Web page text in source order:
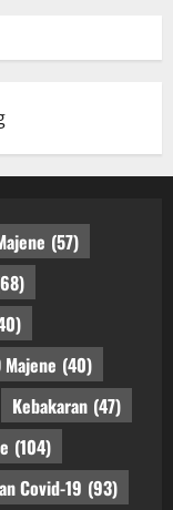
(57)
Majene (40)
Kebakaran (47)
(104)
Covid-19 (93)